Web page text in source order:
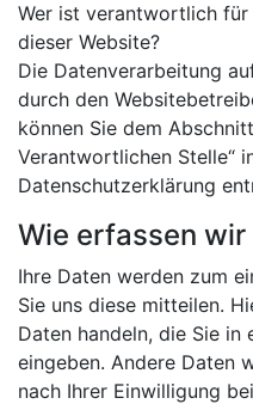
Wer ist verantwortlich
dieser Website?
Die Datenverarbeitung
durch den
können Sie dem
Verantwortlichen Stelle“
Datenschutzerklärung
Wie erfassen wir
Ihre Daten werden zum
Sie uns diese mitteilen.
Daten handeln, die Sie in
eingeben. Andere Daten
nach Ihrer Einwilligung